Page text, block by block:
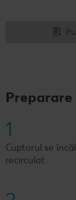
Preparare
1
Cuptorul se
recirculat.